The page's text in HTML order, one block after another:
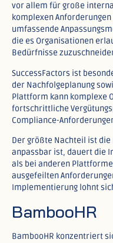
vor allem für große
komplexen
umfassende
die es Organisationen
Bedürfnisse
SuccessFactors ist
der Nachfolgeplanung
Plattform kann komplexe
fortschrittliche
Compliance-
Der größte Nachteil ist die
anpassbar ist, dauert die
als bei anderen
ausgefeilten
Implementierung lohnt
BambooHR
BambooHR konzentriert